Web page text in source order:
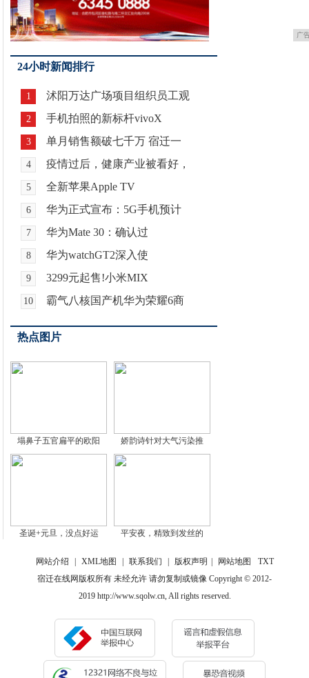
广
24小时新闻排行
1 沭阳万达广场项目组织员工观
2 手机拍照的新标杆vivoX
3 单月销售额破七千万 宿迁一
4 疫情过后，健康产业被看好，
5 全新苹果Apple TV
6 华为正式宣布：5G手机预计
7 华为Mate 30：确认过
8 华为watchGT2深入使
9 3299元起售!小米MIX
10 霸气八核国产机华为荣耀6商
热点图片
塌鼻子五官扁平的欧阳 娇韵诗针对大气污染推
圣诞+元旦，没点好运 平安夜，精致到发丝的
网站介绍 XML地图 联系我们 版权声明 网站地图
TXT
宿迁在线网版权所有 未经允许 请勿复制或镜像 Copyright © 2012-
2019 http://www.sqolw.cn, All rights reserved.